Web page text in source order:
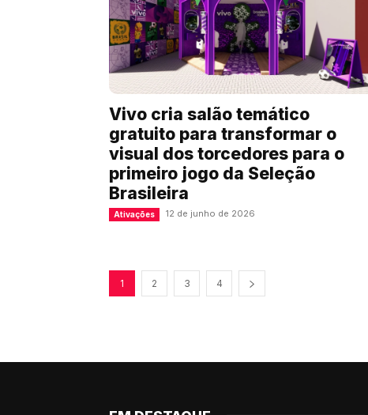
Vivo cria salão temático
gratuito para transformar o
visual dos torcedores para o
primeiro jogo da Seleção
Brasileira
Ativações 12 de junho de 2026
1 2 3 4